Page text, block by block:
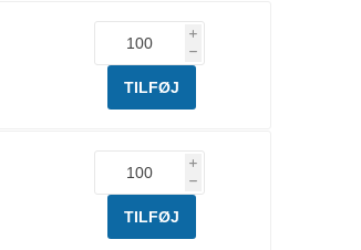
i
h
i
h